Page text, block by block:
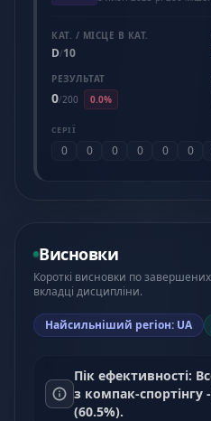
КАТ. / МІСЦЕ В КАТ.
D/10
РЕЗУЛЬТАТ
0/200 0.0%
СЕРІЇ
0 0 0 0 0 0
Висновки
Короткі висновки по
вкладці дисципліни.
Найсильніший регіон: UA
Пік ефективності:
з компак-спортінгу
(60.5%).